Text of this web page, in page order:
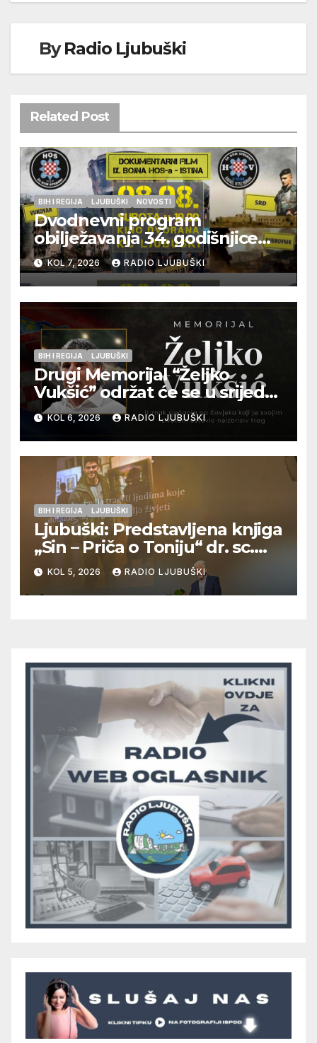
ByRadio Ljubuški
Related Post
BIH I REGIJA LJUBUŠKI NOVOSTI
Dvodnevni program
obilježavanja 34. godišnjice
pogibije generala Blaža
Kraljevića i osmorice
pripadnika HOS-a
KOL 7, 2026 RADIO LJUBUŠKI
BIH I REGIJA LJUBUŠKI
Drugi Memorijal “Željko
Vukšić” održat će se u srijedu
12. kolovoza u Otoku
KOL 6, 2026 RADIO LJUBUŠKI
BIH I REGIJA LJUBUŠKI
Ljubuški: Predstavljena knjiga
„Sin – Priča o Toniju“ dr. sc.
Zdenka Hercega
KOL 5, 2026 RADIO LJUBUŠKI